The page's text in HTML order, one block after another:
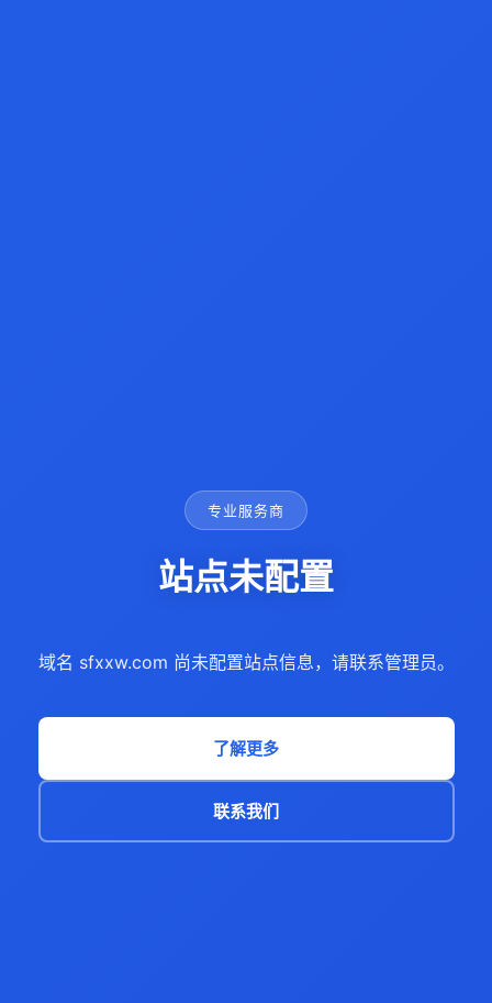
专业服务商
站点未配置
域名 sfxxw.com 尚未配置站点信息，请联系管理员。
了解更多
联系我们